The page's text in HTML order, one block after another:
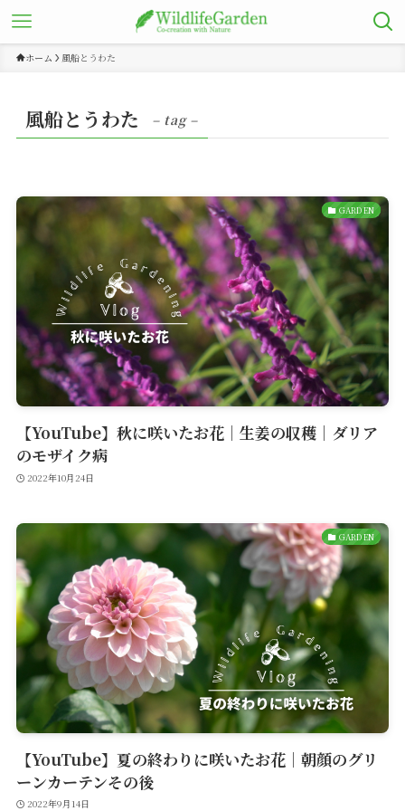
ホーム 風船とうわた
風船とうわた – tag –
GARDEN
【YouTube】秋に咲いたお花｜生姜の収穫｜ダリア
のモザイク病
2022年10月24日
GARDEN
【YouTube】夏の終わりに咲いたお花｜朝顔のグリ
ーンカーテンその後
2022年9月14日